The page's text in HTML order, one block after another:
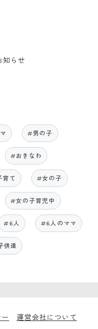
らせ
#男の子
#おきなわ
育て #女の子
#女の子育児中
#6人 #6人のママ
供達
運営会社について